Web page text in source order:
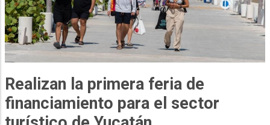
Realizan la primera feria de
financiamiento para el sector